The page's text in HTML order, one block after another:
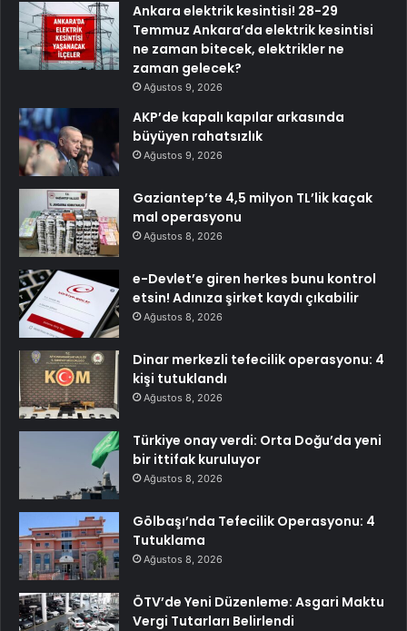
Ankara elektrik kesintisi! 28-29
Temmuz Ankara’da elektrik kesintisi
ne zaman bitecek, elektrikler ne
zaman gelecek?
Ağustos 9, 2026
AKP’de kapalı kapılar arkasında
büyüyen rahatsızlık
Ağustos 9, 2026
Gaziantep’te 4,5 milyon TL’lik kaçak
mal operasyonu
Ağustos 8, 2026
e-Devlet’e giren herkes bunu kontrol
etsin! Adınıza şirket kaydı çıkabilir
Ağustos 8, 2026
Dinar merkezli tefecilik operasyonu: 4
kişi tutuklandı
Ağustos 8, 2026
Türkiye onay verdi: Orta Doğu’da yeni
bir ittifak kuruluyor
Ağustos 8, 2026
Gölbaşı’nda Tefecilik Operasyonu: 4
Tutuklama
Ağustos 8, 2026
ÖTV’de Yeni Düzenleme: Asgari Maktu
Vergi Tutarları Belirlendi